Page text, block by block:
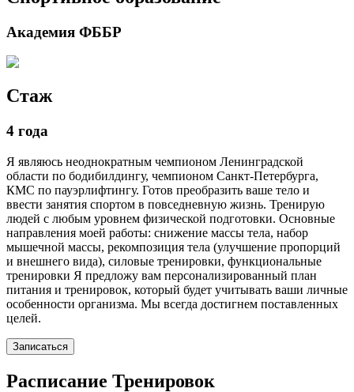
Академия ФББР
Стаж
4 года
Я являюсь неоднократным чемпионом Ленинградской
области по бодибилдингу, чемпионом Санкт-Петербурга,
КМС по пауэрлифтингу. Готов преобразить ваше тело и
ввести занятия спортом в повседневную жизнь. Тренирую
людей с любым уровнем физической подготовки. Основные
направления моей работы: снижение массы тела, набор
мышечной массы, рекомпозиция тела (улучшение пропорций
и внешнего вида), силовые тренировки, функциональные
тренировки Я предложу вам персонализированный план
питания и тренировок, который будет учитывать ваши личные
особенности организма. Мы всегда достигнем поставленных
целей.
Записаться
Расписание Тренировок